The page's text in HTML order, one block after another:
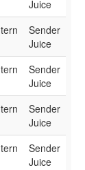
Juice
Sender
Juice
Sender
Juice
Sender
Juice
Sender
Juice